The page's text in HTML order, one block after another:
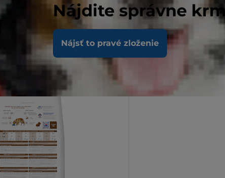
Nájdite správne
Nájsť to pravé zloženie